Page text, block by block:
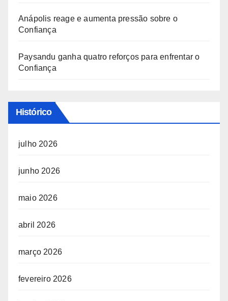
Anápolis reage e aumenta pressão sobre o
Confiança
Paysandu ganha quatro reforços para enfrentar o
Confiança
Histórico
julho 2026
junho 2026
maio 2026
abril 2026
março 2026
fevereiro 2026